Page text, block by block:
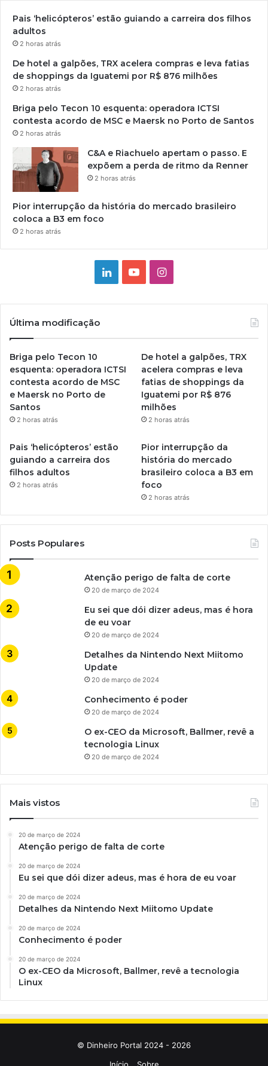
Pais ‘helicópteros’ estão guiando a carreira dos filhos
adultos
2 horas atrás
De hotel a galpões, TRX acelera compras e leva fatias
de shoppings da Iguatemi por R$ 876 milhões
2 horas atrás
Briga pelo Tecon 10 esquenta: operadora ICTSI
contesta acordo de MSC e Maersk no Porto de Santos
2 horas atrás
C&A e Riachuelo apertam o passo. E
expõem a perda de ritmo da Renner
2 horas atrás
Pior interrupção da história do mercado brasileiro
coloca a B3 em foco
2 horas atrás
LinkedinYouTubeInstagram
Última modificação
Briga pelo Tecon 10
esquenta: operadora ICTSI
contesta acordo de MSC
e Maersk no Porto de
Santos
2 horas atrás
De hotel a galpões, TRX
acelera compras e leva
fatias de shoppings da
Iguatemi por R$ 876
milhões
2 horas atrás
Pais ‘helicópteros’ estão
guiando a carreira dos
filhos adultos
2 horas atrás
Pior interrupção da
história do mercado
brasileiro coloca a B3 em
foco
2 horas atrás
Posts Populares
Atenção perigo de falta de corte
20 de março de 2024
Eu sei que dói dizer adeus, mas é hora
de eu voar
20 de março de 2024
Detalhes da Nintendo Next Miitomo
Update
20 de março de 2024
Conhecimento é poder
20 de março de 2024
O ex-CEO da Microsoft, Ballmer, revê a
tecnologia Linux
20 de março de 2024
Mais vistos
20 de março de 2024
Atenção perigo de falta de corte
20 de março de 2024
Eu sei que dói dizer adeus, mas é hora de eu voar
20 de março de 2024
Detalhes da Nintendo Next Miitomo Update
20 de março de 2024
Conhecimento é poder
20 de março de 2024
O ex-CEO da Microsoft, Ballmer, revê a tecnologia
Linux
© Dinheiro Portal 2024 - 2026